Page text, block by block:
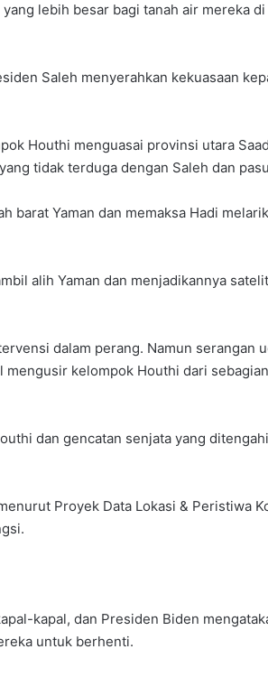
lebih besar bagi tanah air mereka
Saleh menyerahkan kekuasaan
Houthi menguasai provinsi utara
tidak terduga dengan Saleh dan
barat Yaman dan memaksa Hadi
alih Yaman dan menjadikannya
dalam perang. Namun serangan
kelompok Houthi dari
dan gencatan senjata yang
Proyek Data Lokasi & Peristiwa
kapal, dan Presiden Biden
untuk berhenti.